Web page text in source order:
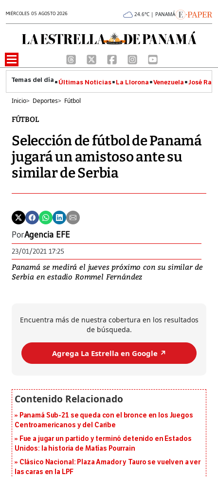
MIÉRCOLES 05 AGOSTO 2026 24.6°C | PANAMÁ
Últimas Noticias La Llorona Venezuela José
Inicio> Deportes> Fútbol
FÚTBOL
Selección de fútbol de Panamá
jugará un amistoso ante su
similar de Serbia
PorAgencia EFE
23/01/2021 17:25
Panamá se medirá el jueves próximo con su similar de
Serbia en estadio Rommel Fernández
Encuentra más de nuestra cobertura en los resultados
de búsqueda.
Agrega La Estrella en Google ↗️
Panamá Sub-21 se queda con el bronce en los Juegos
Centroamericanos y del Caribe
Fue a jugar un partido y terminó detenido en Estados
Unidos: la historia de Matías Pourrain
Clásico Nacional: Plaza Amador y Tauro se vuelven a ver
las caras en la LPF